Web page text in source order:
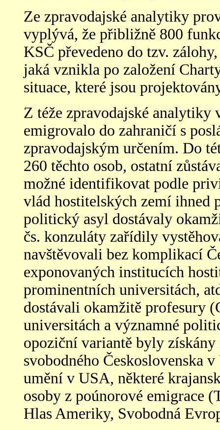
Ze zpravodajské analytiky
vyplývá, že přibližně 800
KSČ převedeno do tzv.
jaká vznikla po založení
situace, které jsou
Z téže zpravodajské
emigrovalo do zahraničí s
zpravodajským určením. Do
260 těchto osob, ostatní
možné identifikovat podle
vlád hostitelských zemí ihned
politický asyl dostávaly
čs. konzuláty zařídily
navštěvovali bez komplikací
exponovaných institucích
prominentních universitách,
dostávali okamžitě profesury
universitách a významné
opoziční variantě byly získány
svobodného Československa
umění v USA, některé
osoby z poúnorové emigrace
Hlas Ameriky, Svobodná